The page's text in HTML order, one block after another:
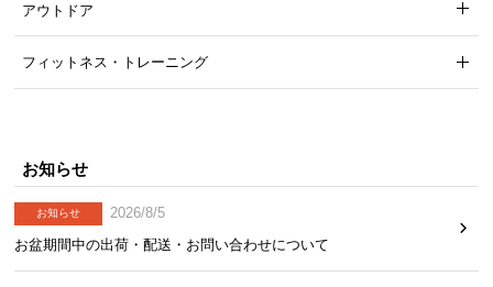
アウトドア
フィットネス・トレーニング
お知らせ
お知らせ
2026/8/5
お盆期間中の出荷・配送・お問い合わせについて